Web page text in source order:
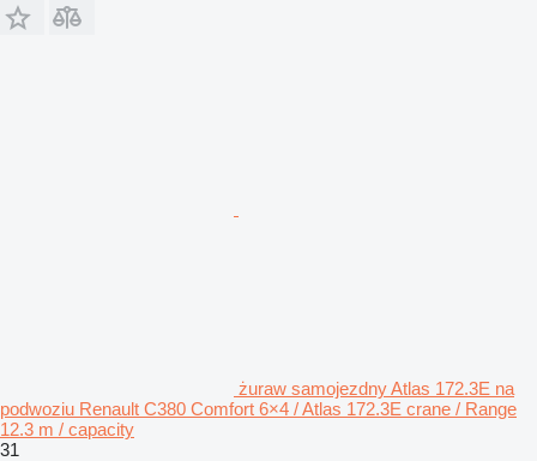
żuraw samojezdny Atlas 172.3E na
podwoziu Renault C380 Comfort 6×4 / Atlas 172.3E crane / Range
12.3 m / capacity
31